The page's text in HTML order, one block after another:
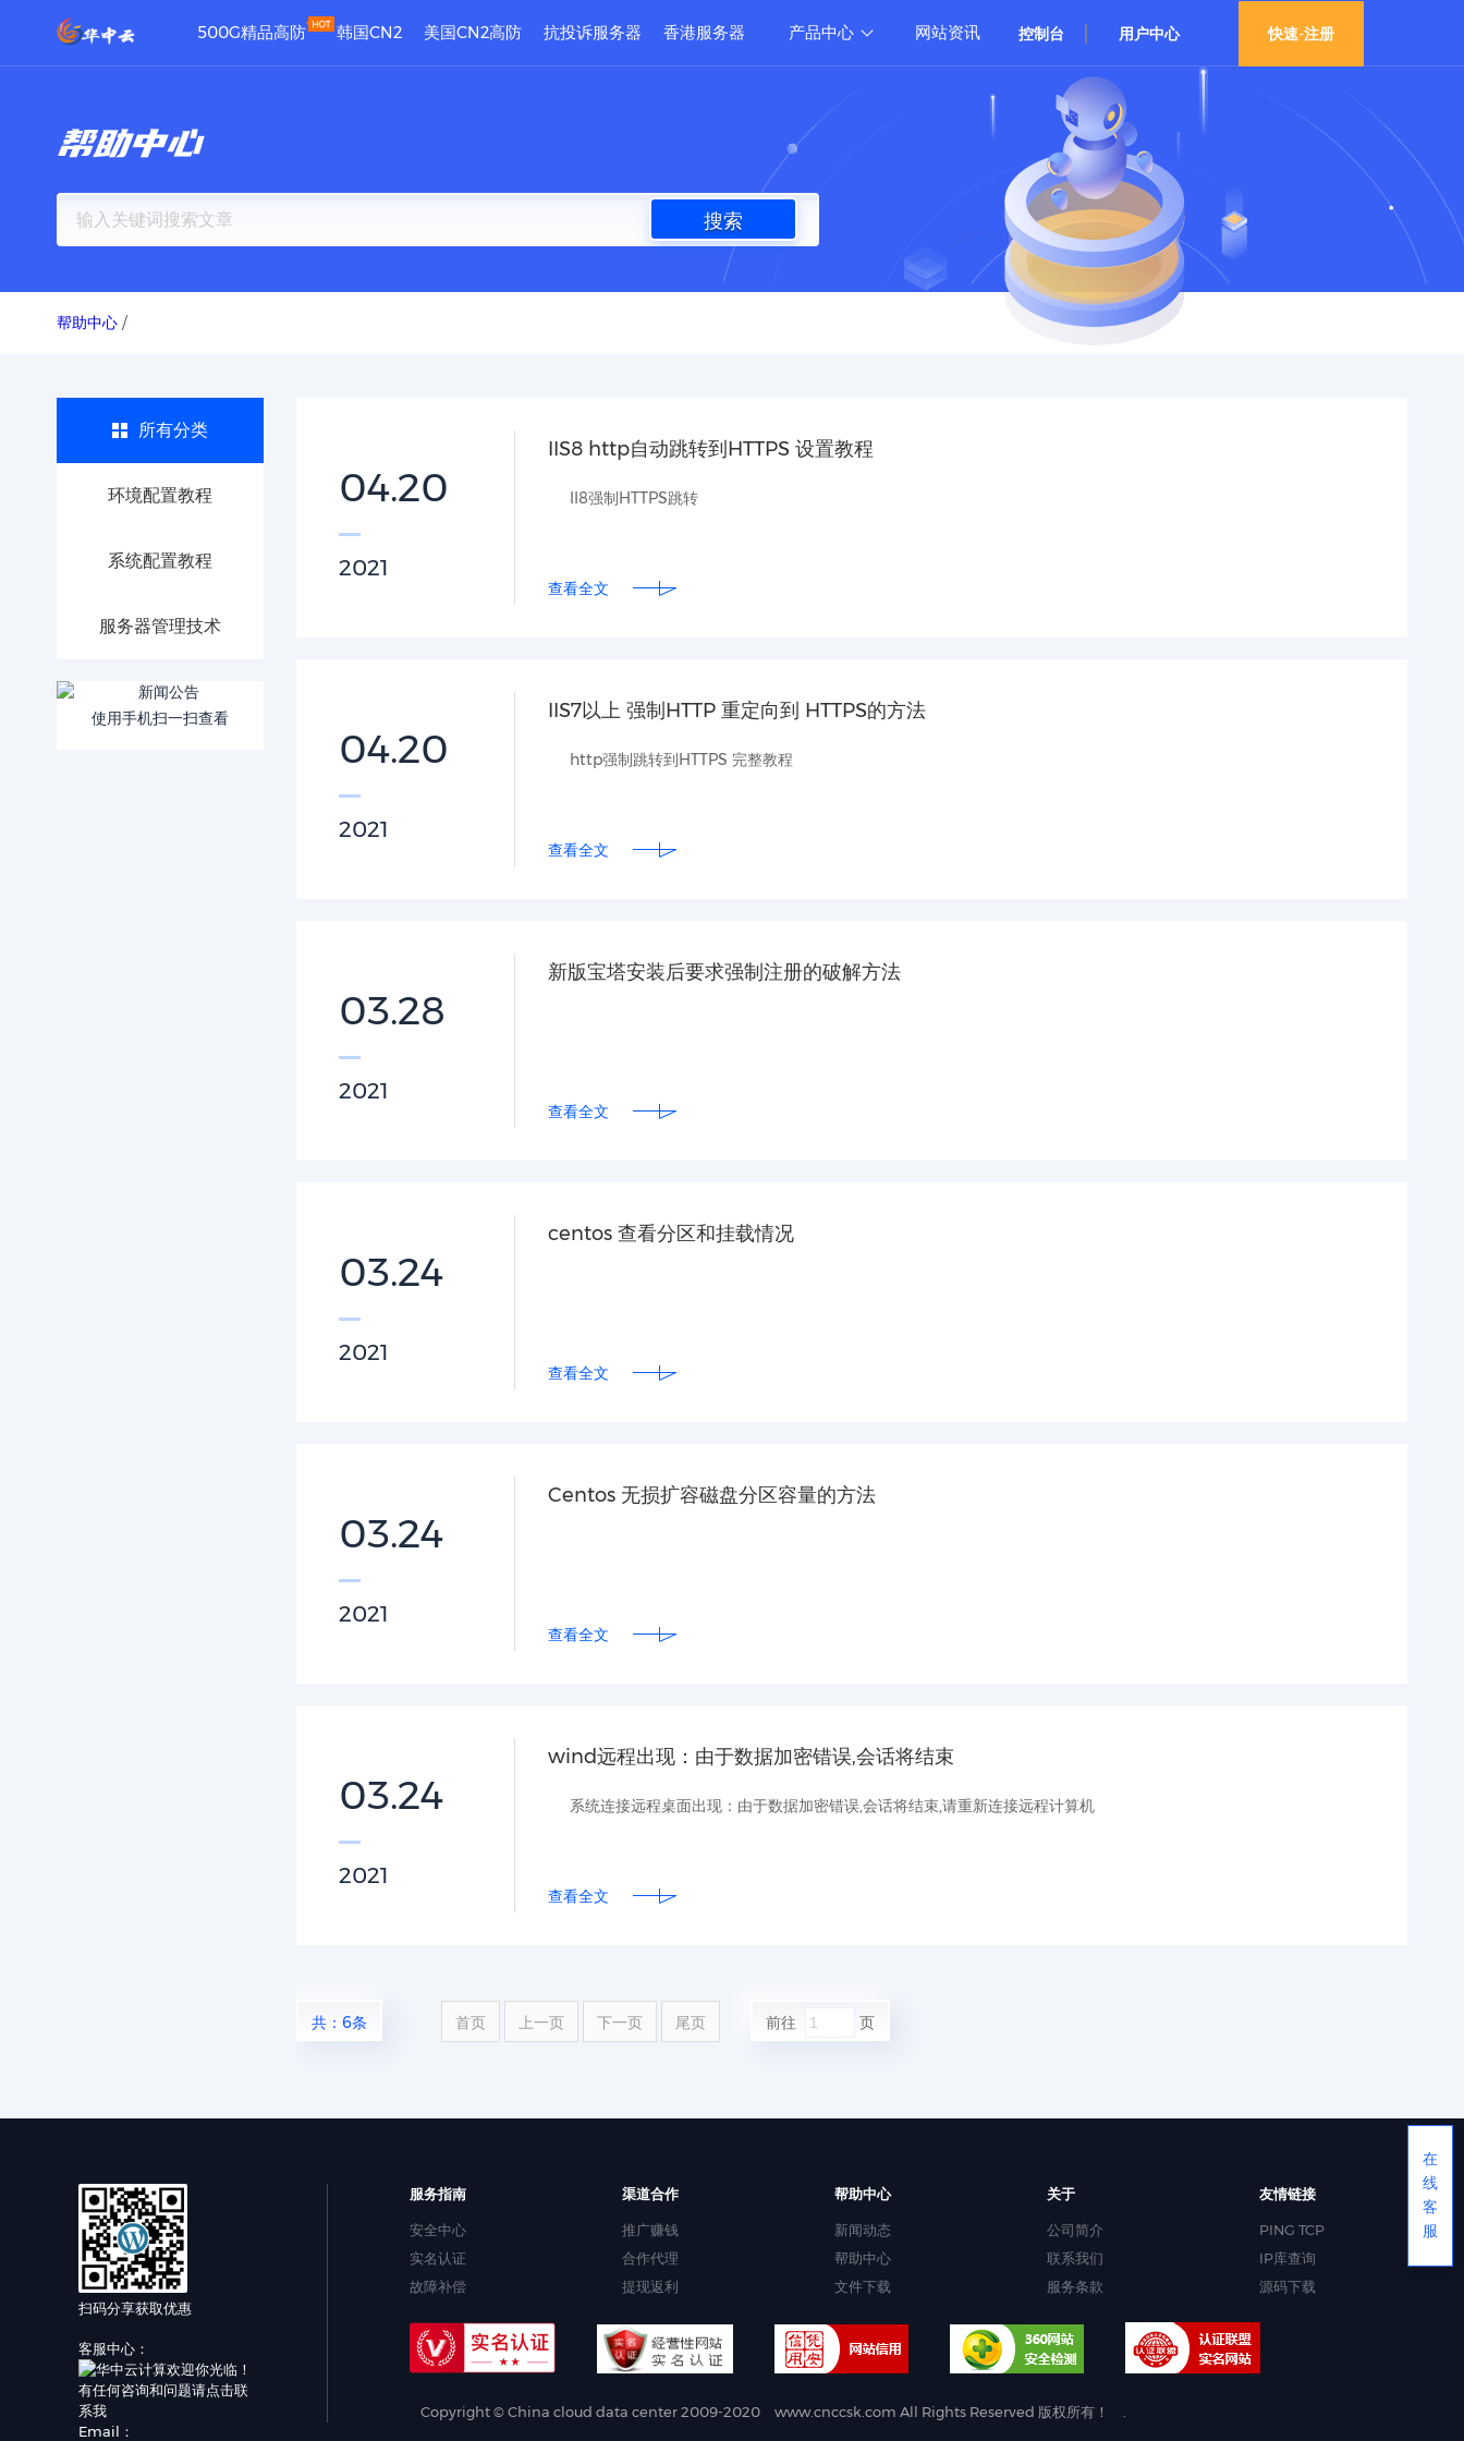
500G精品高防 韩国CN2 美国CN2高防 抗投诉服务器 香港服务器 产品中心 网站资讯 控制台 用户中心 快速-注册
帮助中心
搜索
帮助中心 /
所有分类
环境配置教程
系统配置教程
服务器管理技术
使用手机扫一扫查看
04.20
2021
IIS8 http自动跳转到HTTPS 设置教程
II8强制HTTPS跳转
查看全文
04.20
2021
IIS7以上 强制HTTP 重定向到 HTTPS的方法
http强制跳转到HTTPS 完整教程
查看全文
03.28
2021
新版宝塔安装后要求强制注册的破解方法
查看全文
03.24
2021
centos 查看分区和挂载情况
查看全文
03.24
2021
Centos 无损扩容磁盘分区容量的方法
查看全文
03.24
2021
wind远程出现：由于数据加密错误,会话将结束
系统连接远程桌面出现：由于数据加密错误,会话将结束,请重新连接远程计算机
查看全文
共：6条 首页 上一页 下一页 尾页 前往 页
扫码分享获取优惠
客服中心：
Email：
服务指南
安全中心
实名认证
故障补偿
渠道合作
推广赚钱
合作代理
提现返利
帮助中心
新闻动态
帮助中心
文件下载
关于
公司简介
联系我们
服务条款
友情链接
PING TCP
IP库查询
源码下载
Copyright © China cloud data center 2009-2020 www.cnccsk.com All Rights Reserved 版权所有！
在
线
客
服